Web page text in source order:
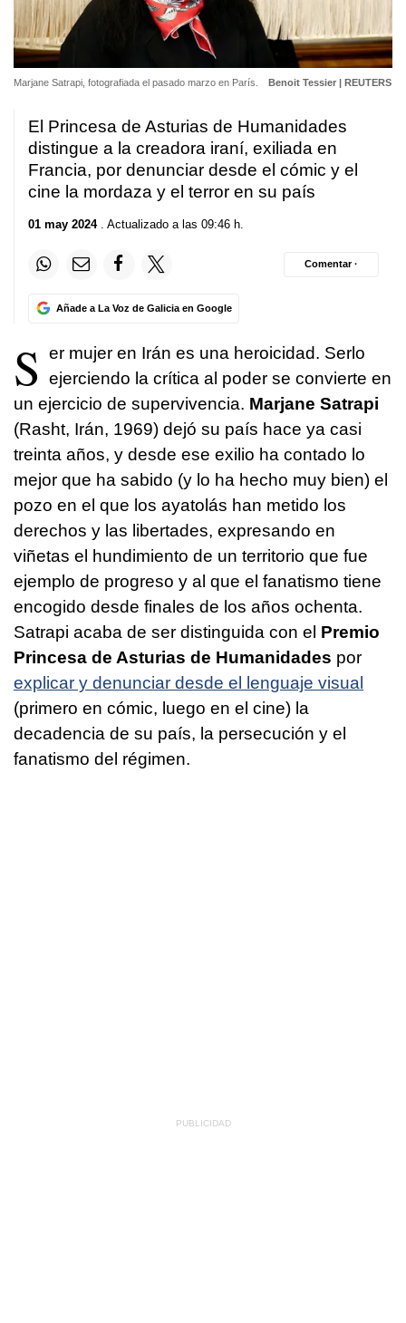
Marjane Satrapi, fotografiada el pasado marzo en París. Benoit Tessier | REUTERS
El Princesa de Asturias de Humanidades
distingue a la creadora iraní, exiliada en
Francia, por denunciar desde el cómic y el
cine la mordaza y el terror en su país
01 may 2024. Actualizado a las 09:46 h.
Añade a La Voz de Galicia en Google
Comentar ·
S
er mujer en Irán es una heroicidad. Serlo
ejerciendo la crítica al poder se convierte en
un ejercicio de supervivencia. Marjane Satrapi
(Rasht, Irán, 1969) dejó su país hace ya casi
treinta años, y desde ese exilio ha contado lo
mejor que ha sabido (y lo ha hecho muy bien) el
pozo en el que los ayatolás han metido los
derechos y las libertades, expresando en
viñetas el hundimiento de un territorio que fue
ejemplo de progreso y al que el fanatismo tiene
encogido desde finales de los años ochenta.
Satrapi acaba de ser distinguida con el Premio
Princesa de Asturias de Humanidades por
explicar y denunciar desde el lenguaje visual
(primero en cómic, luego en el cine) la
decadencia de su país, la persecución y el
fanatismo del régimen.